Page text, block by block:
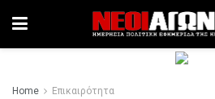
Home Επικαιρότητα